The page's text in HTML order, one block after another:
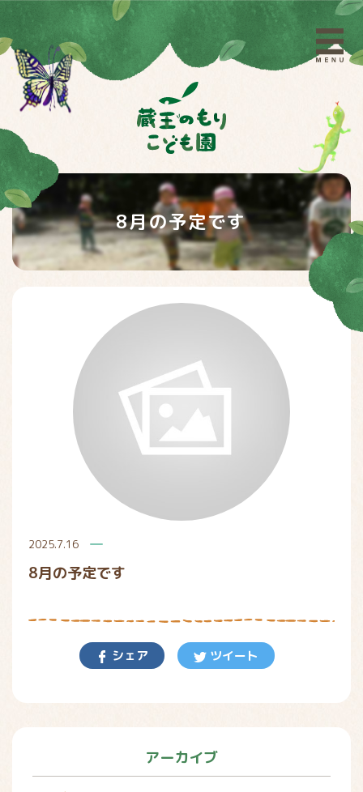
8月の予定です
2025.7.16
8月の予定です
シェア ツイート
アーカイブ